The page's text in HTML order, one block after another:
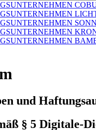
und
§ 5 Digitale-